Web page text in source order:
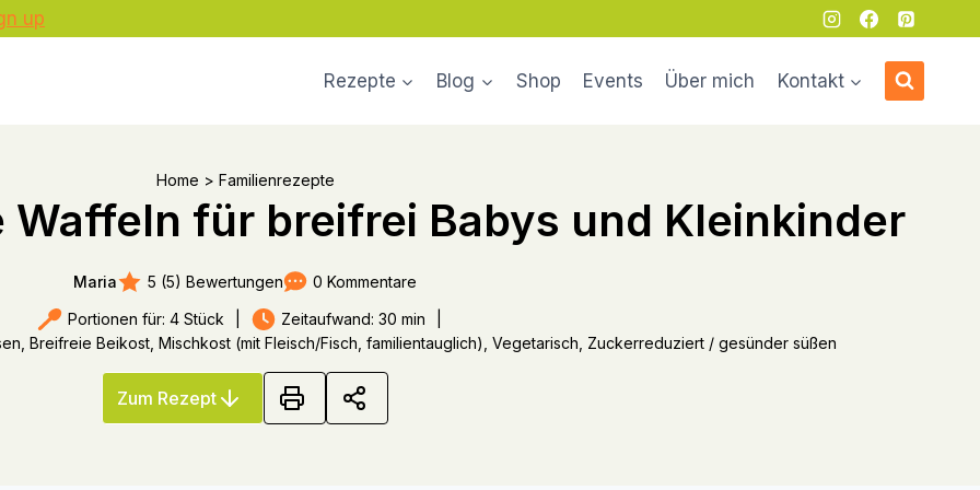
up
Rezepte Blog Shop Events Über mich Kontakt
Home > Familienrezepte
Waffeln für breifrei Babys und Kleinkinder
Maria 5 (5) Bewertungen 0 Kommentare
Portionen für: 4 Stück Zeitaufwand: 30 min
Breifreie Beikost, Mischkost (mit Fleisch/Fisch, familientauglich), Vegetarisch, Zuckerreduziert / gesünder süßen
Zum Rezept